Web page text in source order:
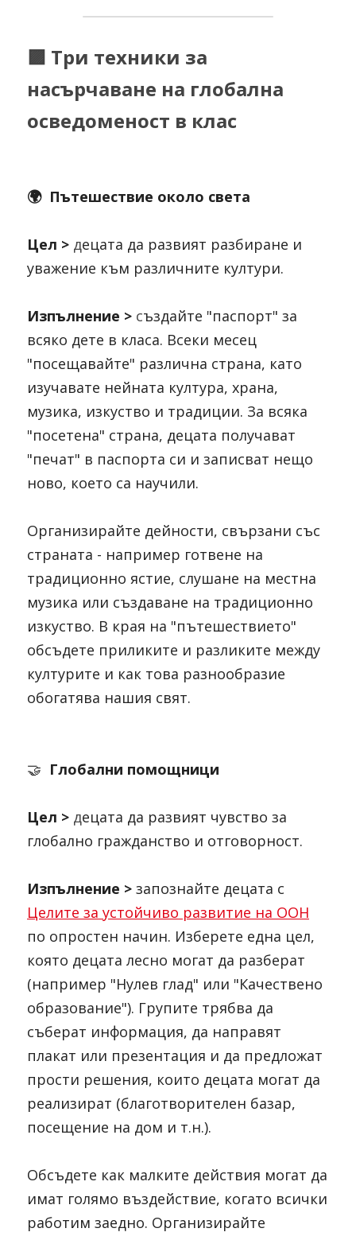
🟪 Три техники за
насърчаване на глобална
осведоменост в клас
🌍  Пътешествие около света
Цел > децата да развият разбиране и
уважение към различните култури.
Изпълнение > създайте "паспорт" за
всяко дете в класа. Всеки месец
"посещавайте" различна страна, като
изучавате нейната култура, храна,
музика, изкуство и традиции. За всяка
"посетена" страна, децата получават
"печат" в паспорта си и записват нещо
ново, което са научили.
Организирайте дейности, свързани със
страната - например готвене на
традиционно ястие, слушане на местна
музика или създаване на традиционно
изкуство. В края на "пътешествието"
обсъдете приликите и разликите между
културите и как това разнообразие
обогатява нашия свят.
🤝 Глобални помощници
Цел > децата да развият чувство за
глобално гражданство и отговорност.
Изпълнение >
Целите за устойчиво развитие на ООН
по опростен начин. Изберете една цел,
която децата лесно могат да разберат
(например "Нулев глад" или "Качествено
образование"). Групите трябва да
съберат информация, да направят
плакат или презентация и да предложат
прости решения, които децата могат да
реализират (благотворителен базар,
посещение на дом и т.н.).
Обсъдете как малките действия могат да
имат голямо въздействие, когато всички
работим заедно. Организирайте